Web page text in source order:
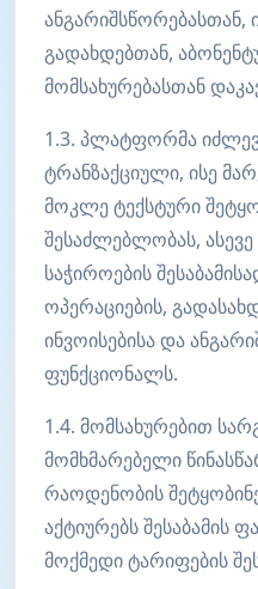
ანგარიშსწორებასთან,
გადახდებთან,
მომსახურებასთან
1.3. პლატფორმა
ტრანზაქციული, ისე
მოკლე ტექსტური
შესაძლებლობას,
საჭიროების
ოპერაციების,
ინვოისებისა და
ფუნქციონალს.
1.4. მომსახურებით
მომხმარებელი
რაოდენობის
აქტიურებს შესაბამის
მოქმედი ტარიფების